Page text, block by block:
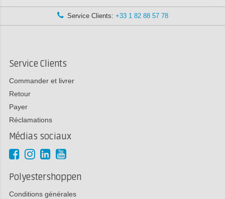
Service Clients: +33 1 82 88 57 78
Service Clients
Commander et livrer
Retour
Payer
Réclamations
Médias sociaux
Polyestershoppen
Conditions générales